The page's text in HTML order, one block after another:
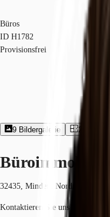
Büros
ID H1782
Provisionsfrei
9 Bildergalerie 2
Büroimmobilie
32435, Minden, Nordrhein-
Kontaktieren Sie uns für den Preis